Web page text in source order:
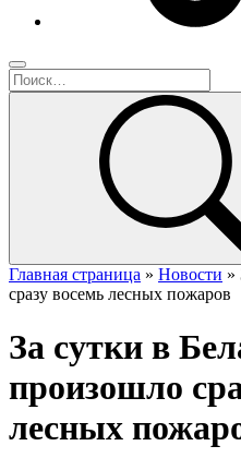
Главная страница » Новости »
сразу восемь лесных пожаров
За сутки в
произошло
лесных